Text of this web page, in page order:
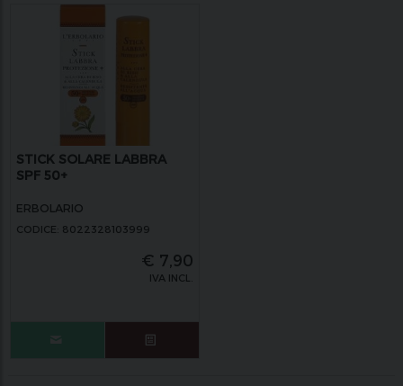
STICK SOLARE LABBRA
SPF 50+
ERBOLARIO
CODICE: 8022328103999
€ 7,90
IVA INCL.